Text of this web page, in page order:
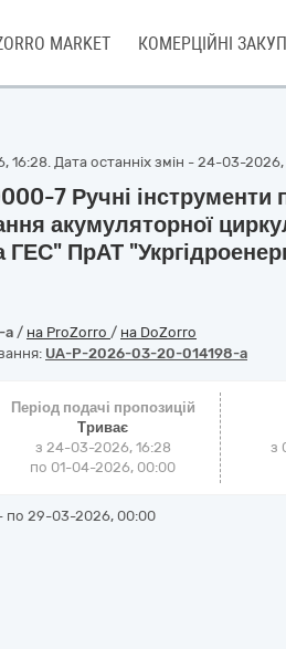
MARKET КОМЕРЦІЙНІ
Дата останніх змін - 24-03-2026,
7 Ручні інструменти
акумуляторної
ГЕС" ПрАТ
a / на ProZorro / на DoZorro
UA-P-2026-03-20-014198-a
Період подачі пропозицій
Триває
з 24-03-2026, 16:28
по 01-04-2026, 00:00
з
по 29-03-2026, 00:00